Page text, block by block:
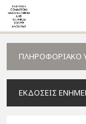
ΠΛΗΡΟΦΟΡΙΑΚΟ
ΕΚΔΟΣΕΙΣ